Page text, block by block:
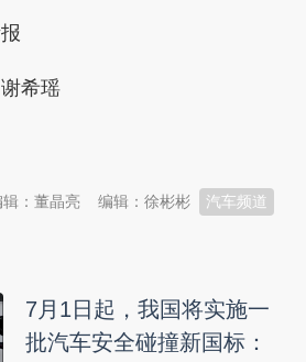
希瑶
汽车频道
编辑：徐彬彬
：董晶亮
7月1日起，我国将实施一
批汽车安全碰撞新国标：